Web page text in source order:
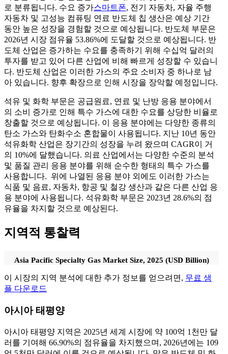
로 분류됩니다. 수요 증가스마트폰, 전기 자동차, 자율 주행
자동차 및 고성능 컴퓨팅 연료 반도체 칩 생산은 예상 기간
동안 높은 성장을 경험할 것으로 예상됩니다. 반도체 부문은
2026년 시장 점유율 53.86%에 도달할 것으로 예상됩니다. 반
도체 산업은 증가하는 수요를 충족하기 위해 수십억 달러의
투자를 받고 있어 다른 산업에 비해 빠르게 성장할 수 있습니
다. 반도체 산업은 이러한 가스의 주요 소비자 중 하나로 남
아 있습니다. 향후 확장으로 인해 시장을 장악할 예정입니다.
석유 및 화학 부문은 공급원료, 연료 및 난방 응용 분야에서
의 소비 증가로 인해 특수 가스에 대한 수요를 상당한 비율로
창출할 것으로 예상됩니다. 이 응용 분야에는 다양한 종류의
탄소 가스와 탄화수소 혼합물이 사용됩니다. 지난 10년 동안
석유화학 산업은 장기간의 성장을 누려 왔으며 CAGR이 거
의 10%에 달했습니다. 의료 산업에서는 다양한 수준의 분석
및 품질 관리 응용 분야를 위해 순수한 형태의 특수 가스를
사용합니다. 위에 나열된 응용 분야 외에도 이러한 가스는
식품 및 음료, 자동차, 항공 및 철강 생산과 같은 다른 산업 응
용 분야에 사용됩니다. 석유화학 부문은 2023년 28.6%의 점
유율을 차지할 것으로 예상된다.
지역적 통찰력
Asia Pacific Specialty Gas Market Size, 2025 (USD Billion)
이 시장의 지역 분석에 대한 추가 정보를 얻으려면, 무료 샘
플 다운로드
아시아 태평양
아시아 태평양 지역은 2025년 세계 시장에 약 100억 1천만 달
러를 기여해 66.90%의 점유율을 차지했으며, 2026년에는 109